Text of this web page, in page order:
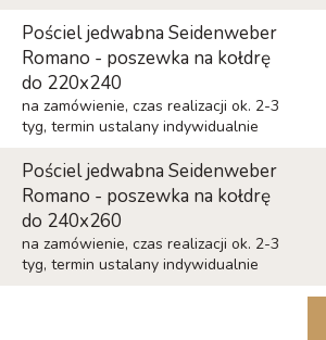
Pościel jedwabna Seidenweber
Romano - poszewka na kołdrę
do 220x240
na zamówienie, czas realizacji ok. 2-3
tyg, termin ustalany indywidualnie
Pościel jedwabna Seidenweber
Romano - poszewka na kołdrę
do 240x260
na zamówienie, czas realizacji ok. 2-3
tyg, termin ustalany indywidualnie